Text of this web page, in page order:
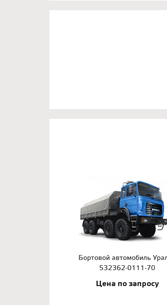
Бортовой автомобиль
532362-0111-70
Цена по запросу